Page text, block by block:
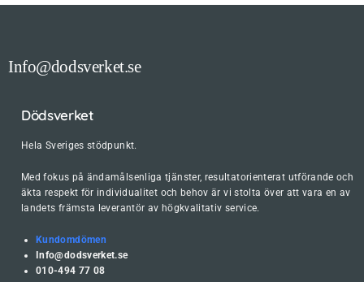
Info@dodsverket.se
Dödsverket
Hela Sveriges stödpunkt.
Med fokus på ändamålsenliga tjänster, resultatorienterat utförande och
äkta respekt för individualitet och behov är vi stolta över att vara en av
landets främsta leverantör av högkvalitativ service.
Kundomdömen
Info@dodsverket.se
010-494 77 08